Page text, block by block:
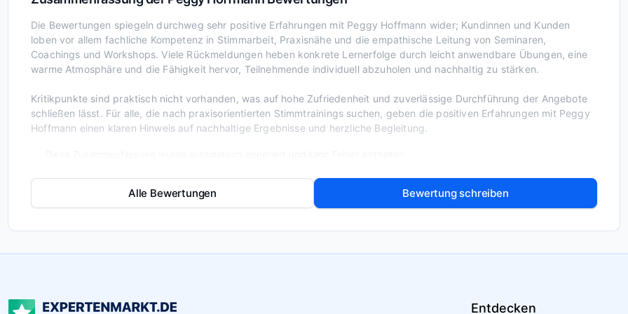
Die Bewertungen spiegeln durchweg sehr positive Erfahrungen mit Peggy Hoffmann wider; Kundinnen und Kunden
loben vor allem fachliche Kompetenz in Stimmarbeit, Praxisnähe und die empathische Leitung von Seminaren,
Coachings und Workshops. Viele Rückmeldungen heben konkrete Lernerfolge durch leicht anwendbare Übungen, eine
warme Atmosphäre und die Fähigkeit hervor, Teilnehmende individuell abzuholen und nachhaltig zu stärken.
Kritikpunkte sind praktisch nicht vorhanden, was auf hohe Zufriedenheit und zuverlässige Durchführung der Angebote
schließen lässt. Für alle, die nach praxisorientierten Stimmtrainings suchen, geben die positiven Erfahrungen mit Peggy
Hoffmann einen klaren Hinweis auf nachhaltige Ergebnisse und herzliche Begleitung.
Alle Bewertungen Bewertung schreiben
Entdecken